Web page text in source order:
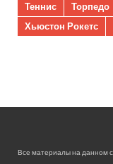
Теннис
Торпедо
Хьюстон Рокетс
Все материалы на данном